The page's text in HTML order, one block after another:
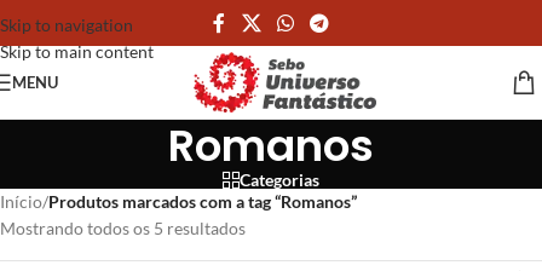
Skip to navigation
Skip to main content
MENU
Romanos
Categorias
Início/Produtos marcados com a tag “Romanos”
Mostrando todos os 5 resultados